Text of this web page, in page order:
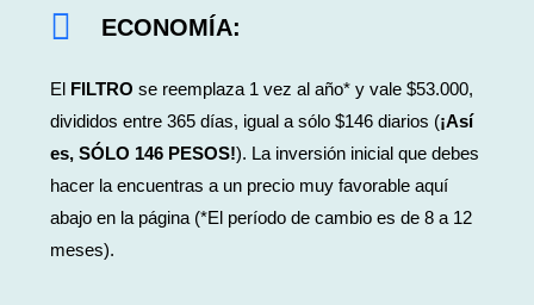
ECONOMÍA:
El FILTRO se reemplaza 1 vez al año* y vale $53.000,
divididos entre 365 días, igual a sólo $146 diarios (¡Así
es, SÓLO 146 PESOS!). La inversión inicial que debes
hacer la encuentras a un precio muy favorable aquí
abajo en la página (*El período de cambio es de 8 a 12
meses).